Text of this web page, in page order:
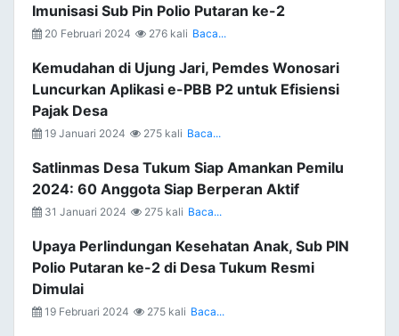
Imunisasi Sub Pin Polio Putaran ke-2
20 Februari 2024 276 kali Baca...
Kemudahan di Ujung Jari, Pemdes Wonosari
Luncurkan Aplikasi e-PBB P2 untuk Efisiensi
Pajak Desa
19 Januari 2024 275 kali Baca...
Satlinmas Desa Tukum Siap Amankan Pemilu
2024: 60 Anggota Siap Berperan Aktif
31 Januari 2024 275 kali Baca...
Upaya Perlindungan Kesehatan Anak, Sub PIN
Polio Putaran ke-2 di Desa Tukum Resmi
Dimulai
19 Februari 2024 275 kali Baca...